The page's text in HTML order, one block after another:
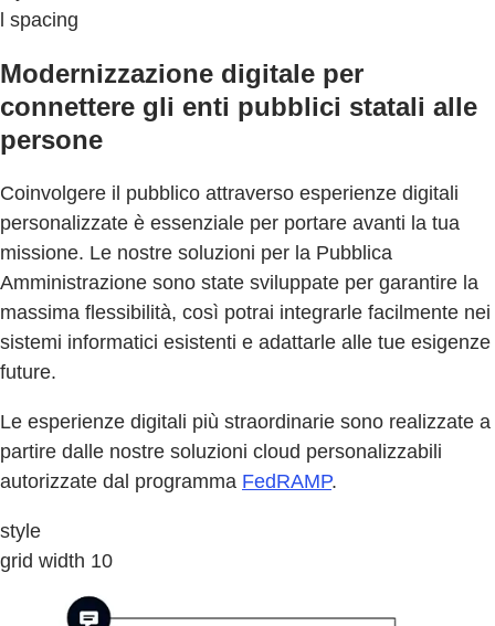
l spacing
Modernizzazione digitale per
connettere gli enti pubblici statali alle
persone
Coinvolgere il pubblico attraverso esperienze digitali
personalizzate è essenziale per portare avanti la tua
missione. Le nostre soluzioni per la Pubblica
Amministrazione sono state sviluppate per garantire la
massima flessibilità, così potrai integrarle facilmente nei
sistemi informatici esistenti e adattarle alle tue esigenze
future.
Le esperienze digitali più straordinarie sono realizzate a
partire dalle nostre soluzioni cloud personalizzabili
autorizzate dal programma FedRAMP.
style
grid width 10